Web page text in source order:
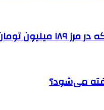
تومان
می‌شود؟